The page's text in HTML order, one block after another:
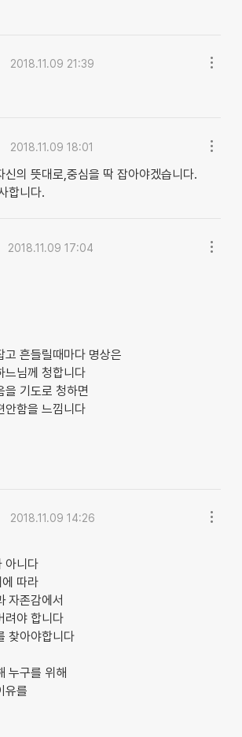
2018.11.09 21:39
2018.11.09 18:01
신의 뜻대로,중심을 딱 잡아야겠습니다.
합니다.
2018.11.09 17:04
고 흔들릴때마다 명상은
느님께 청합니다
을 기도로 청하면
안함을 느낌니다
2018.11.09 14:26
아니다
따라
자존감에서
려야 합니다
찾아야합니다
누구를 위해
유를